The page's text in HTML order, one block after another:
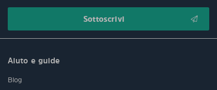
Aiuto e guide
Blog